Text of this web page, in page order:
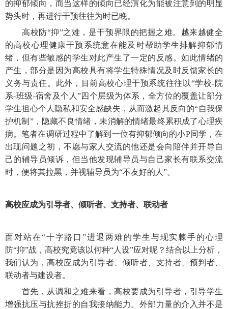
的抑郁倾向，而当这样的倾向已经演化为能被注意到的明显
势头时，再进行干预往往为时已晚。
高校防“抑”之难，是干预界限的把握之难。越来越健全
的高校心理健康干预系统意在能及时帮助学生排解抑郁情
绪，但有些敏感的学生对此产生了一定的反感。如此情绪的
产生，部分是因为高校具有将学生特殊情况及时反馈家长的
义务与责任。此外，目前高校心理干预系统往往以“学校-院
系-班级-宿舍及个人”四个层级为体系，全方位的覆盖让部分
学生担心个人隐私和安全感缺失，从而激起其反向的“自我保
护机制”，隐藏不良情绪，未消解的情绪最终累积成了心理疾
病。笔者在调研过程中了解到一位有抑郁倾向的小P同学，在
出现问题之初，不愿与家人交流的他还是会向陪伴并开导自
己的辅导员倾诉，但当他发现辅导员与自己家长有联系交流
时，便将其拉黑，并视辅导员为“不友好的人”。
高校应成为引导者、倾听者、支持者、联动者
面对站在“十字路口”进退两难的学生与现实棘手的心理
防“抑”战，高校究竟该以何种“人设”应对呢？结合以上分析，
我们认为，高校应成为引导者、倾听者、支持者、预判者、
联动者与建设者。
首先，从调和之难来看，高校要成为引导者，引导学生
增强抗压与抗挫折的自我接纳能力。外部力量的介入并不是